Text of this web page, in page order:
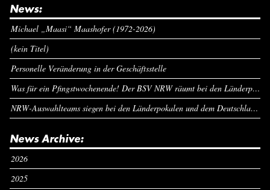
News:
Michael „Maasi“ Maashofer (1972-2026)
(kein Titel)
Personelle Veränderung in der Geschäftsstelle
Was für ein Pfingstwochenende! Der BSV NRW räumt bei den Länderpokalen ab
NRW-Auswahlteams siegen bei den Länderpokalen und dem Deutschlandcup an Pfingsten
News Archive:
2026
2025